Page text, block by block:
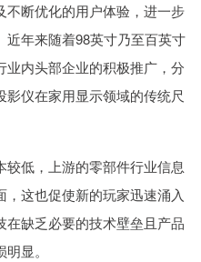
不断优化的用户体验，进一步
年来随着98英寸乃至百英寸
内头部企业的积极推广，分
仪在家用显示领域的传统尺
低，上游的零部件行业信息
这也促使新的玩家迅速涌入
缺乏必要的技术壁垒且产品
显。